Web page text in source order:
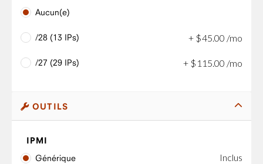
Aucun(e)
/28 (13 IPs) + $45.00 /mo
/27 (29 IPs) + $ 115.00 /mo
OUTILS
IPMI
Générique
Inclus